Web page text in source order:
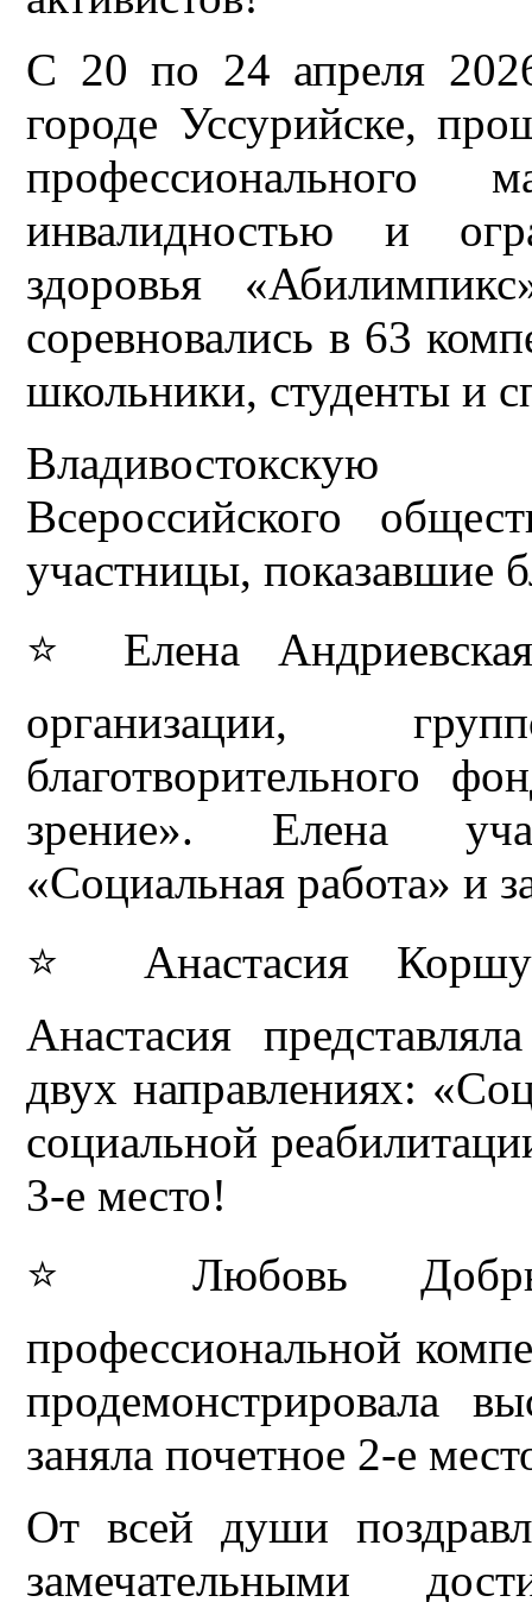
С 20 по 24 апреля
городе Уссурийске,
инвалидностью и
здоровья
соревновались в 63
школьники, студенты и
Всероссийского
участницы, показавшие
⭐ Елена
организации,
благотворительного
зрение». Елена
«Социальная работа» и
⭐ Анастасия
Анастасия
двух направлениях:
социальной
3-е место!
⭐ Любовь
профессиональной
продемонстрировала
заняла почетное 2-е
От всей души
замечательными